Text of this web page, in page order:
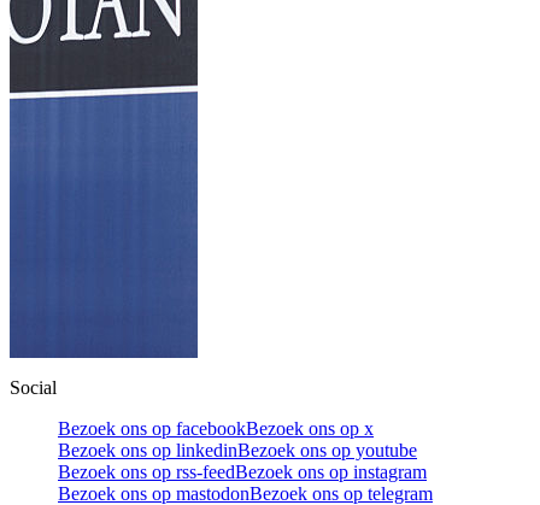
Social
Bezoek ons op facebookBezoek ons op x
Bezoek ons op linkedinBezoek ons op youtube
Bezoek ons op rss-feedBezoek ons op instagram
Bezoek ons op mastodonBezoek ons op telegram